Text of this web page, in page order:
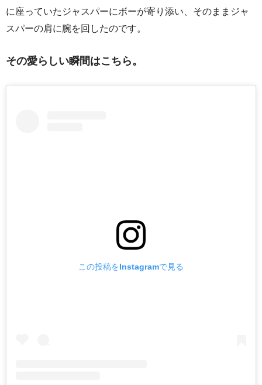
に座っていたジャスパーにボーが寄り添い、そのままジャ
スパーの肩に腕を回したのです。
その愛らしい瞬間はこちら。
この投稿をInstagramで見る